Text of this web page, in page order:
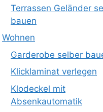
Terrassen Geländer
bauen
Wohnen
Garderobe selber
Klicklaminat verlegen
Klodeckel mit
Absenkautomatik